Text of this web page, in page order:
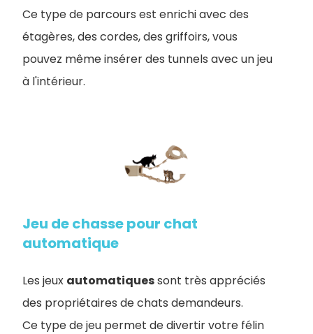
Ce type de parcours est enrichi avec des
étagères, des cordes, des griffoirs, vous
pouvez même insérer des tunnels avec un jeu
à l'intérieur.
Jeu de chasse pour chat
automatique
Les jeux automatiquessont très appréciés
des propriétaires de chats demandeurs.
Ce type de jeu permet de divertir votre félin